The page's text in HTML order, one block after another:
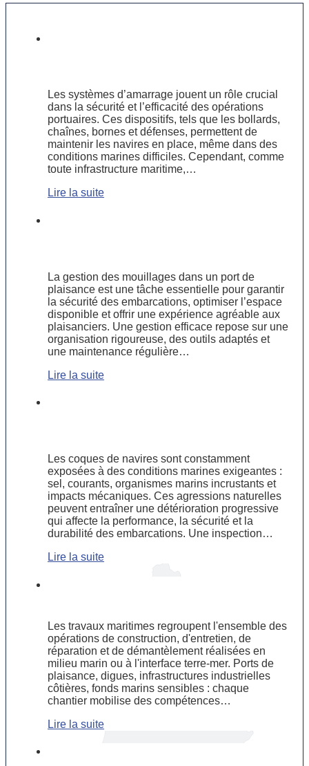
Les systèmes d’amarrage jouent un rôle crucial
dans la sécurité et l’efficacité des opérations
portuaires. Ces dispositifs, tels que les bollards,
chaînes, bornes et défenses, permettent de
maintenir les navires en place, même dans des
conditions marines difficiles. Cependant, comme
toute infrastructure maritime,…
Lire la suite
La gestion des mouillages dans un port de
plaisance est une tâche essentielle pour garantir
la sécurité des embarcations, optimiser l’espace
disponible et offrir une expérience agréable aux
plaisanciers. Une gestion efficace repose sur une
organisation rigoureuse, des outils adaptés et
une maintenance régulière…
Lire la suite
Les coques de navires sont constamment
exposées à des conditions marines exigeantes :
sel, courants, organismes marins incrustants et
impacts mécaniques. Ces agressions naturelles
peuvent entraîner une détérioration progressive
qui affecte la performance, la sécurité et la
durabilité des embarcations. Une inspection…
Lire la suite
Les travaux maritimes regroupent l'ensemble des
opérations de construction, d'entretien, de
réparation et de démantèlement réalisées en
milieu marin ou à l'interface terre-mer. Ports de
plaisance, digues, infrastructures industrielles
côtières, fonds marins sensibles : chaque
chantier mobilise des compétences…
Lire la suite